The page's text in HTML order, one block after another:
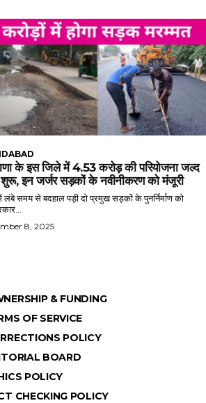
के इस जिले में 4.53 करोड़ की परियोजना जल्द
शुरू, इन जर्जर सड़कों के नवीनीकरण को मंजूरी
लंबे समय से बदहाल पड़ी दो प्रमुख सड़कों के पुनर्निर्माण को
8, 2025
& FUNDING
OF SERVICE
POLICY
BOARD
POLICY
CHECKING POLICY